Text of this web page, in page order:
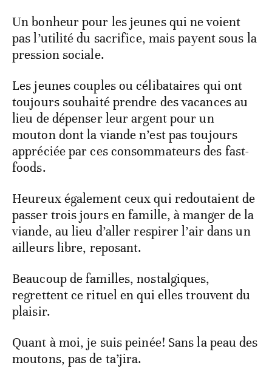
Un bonheur pour les jeunes qui ne voient
pas l’utilité du sacrifice, mais payent sous la
pression sociale.
Les jeunes couples ou célibataires qui ont
toujours souhaité prendre des vacances au
lieu de dépenser leur argent pour un
mouton dont la viande n’est pas toujours
appréciée par ces consommateurs des fast-
foods.
Heureux également ceux qui redoutaient de
passer trois jours en famille, à manger de la
viande, au lieu d’aller respirer l’air dans un
ailleurs libre, reposant.
Beaucoup de familles, nostalgiques,
regrettent ce rituel en qui elles trouvent du
plaisir.
Quant à moi, je suis peinée! Sans la peau des
moutons, pas de ta’jira.